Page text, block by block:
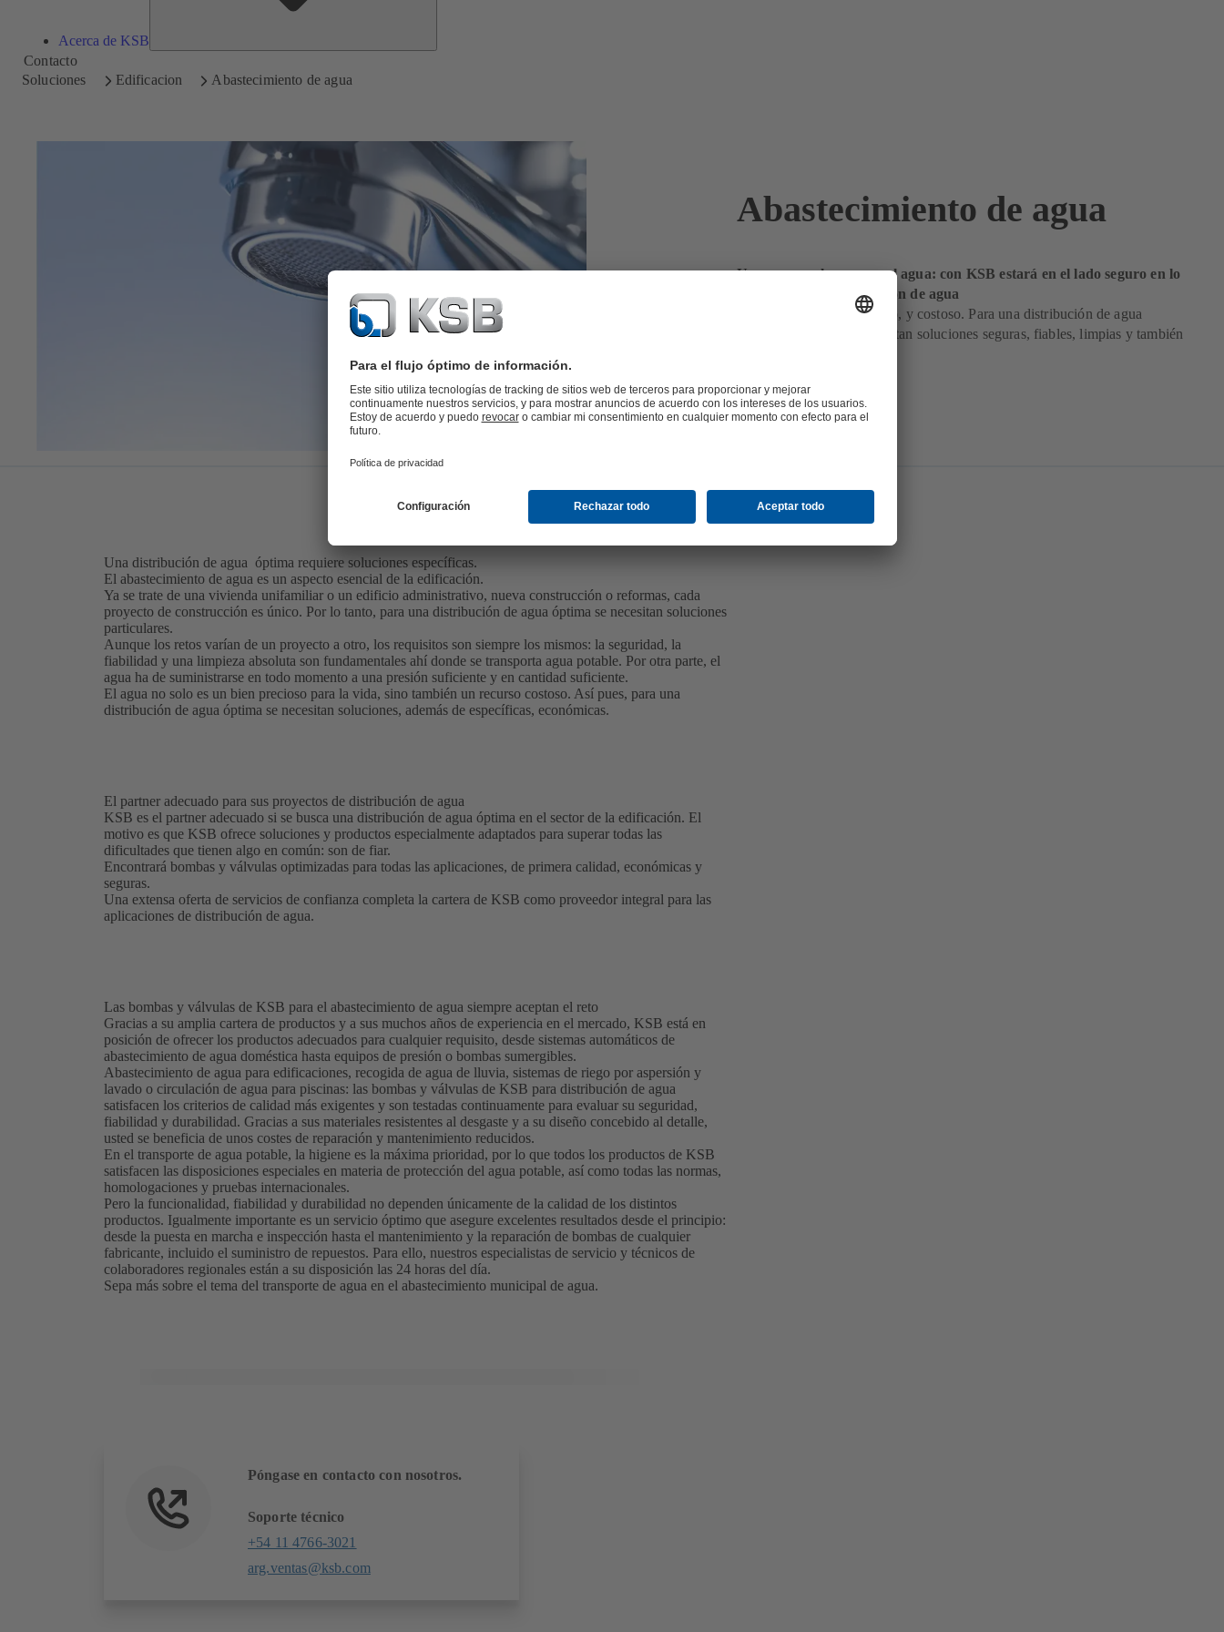
Acerca de KSB
Contacto
Soluciones
Edificacion Abastecimiento de agua
Abastecimiento de agua
Una cosa es clara como el agua: con KSB estará en el lado seguro en lo
que respecta a distribución de agua
El agua es un bien precioso, y costoso. Para una distribución de agua
doméstica óptima se necesitan soluciones seguras, fiables, limpias y también
Una distribución de agua óptima requiere soluciones específicas.
El abastecimiento de agua es un aspecto esencial de la edificación.
Ya se trate de una vivienda unifamiliar o un edificio administrativo, nueva construcción o reformas, cada
proyecto de construcción es único. Por lo tanto, para una distribución de agua óptima se necesitan soluciones
particulares.
Aunque los retos varían de un proyecto a otro, los requisitos son siempre los mismos: la seguridad, la
fiabilidad y una limpieza absoluta son fundamentales ahí donde se transporta agua potable. Por otra parte, el
agua ha de suministrarse en todo momento a una presión suficiente y en cantidad suficiente.
El agua no solo es un bien precioso para la vida, sino también un recurso costoso. Así pues, para una
distribución de agua óptima se necesitan soluciones, además de específicas, económicas.
El partner adecuado para sus proyectos de distribución de agua
KSB es el partner adecuado si se busca una distribución de agua óptima en el sector de la edificación. El
motivo es que KSB ofrece soluciones y productos especialmente adaptados para superar todas las
dificultades que tienen algo en común: son de fiar.
Encontrará bombas y válvulas optimizadas para todas las aplicaciones, de primera calidad, económicas y
seguras.
Una extensa oferta de servicios de confianza completa la cartera de KSB como proveedor integral para las
aplicaciones de distribución de agua.
Las bombas y válvulas de KSB para el abastecimiento de agua siempre aceptan el reto
Gracias a su amplia cartera de productos y a sus muchos años de experiencia en el mercado, KSB está en
posición de ofrecer los productos adecuados para cualquier requisito, desde sistemas automáticos de
abastecimiento de agua doméstica hasta equipos de presión o bombas sumergibles.
Abastecimiento de agua para edificaciones, recogida de agua de lluvia, sistemas de riego por aspersión y
lavado o circulación de agua para piscinas: las bombas y válvulas de KSB para distribución de agua
satisfacen los criterios de calidad más exigentes y son testadas continuamente para evaluar su seguridad,
fiabilidad y durabilidad. Gracias a sus materiales resistentes al desgaste y a su diseño concebido al detalle,
usted se beneficia de unos costes de reparación y mantenimiento reducidos.
En el transporte de agua potable, la higiene es la máxima prioridad, por lo que todos los productos de KSB
satisfacen las disposiciones especiales en materia de protección del agua potable, así como todas las normas,
homologaciones y pruebas internacionales.
Pero la funcionalidad, fiabilidad y durabilidad no dependen únicamente de la calidad de los distintos
productos. Igualmente importante es un servicio óptimo que asegure excelentes resultados desde el principio:
desde la puesta en marcha e inspección hasta el mantenimiento y la reparación de bombas de cualquier
fabricante, incluido el suministro de repuestos. Para ello, nuestros especialistas de servicio y técnicos de
colaboradores regionales están a su disposición las 24 horas del día.
Sepa más sobre el tema del transporte de agua en el abastecimiento municipal de agua.
Póngase en contacto con nosotros.
Soporte técnico
+54 11 4766-3021
arg.ventas@ksb.com